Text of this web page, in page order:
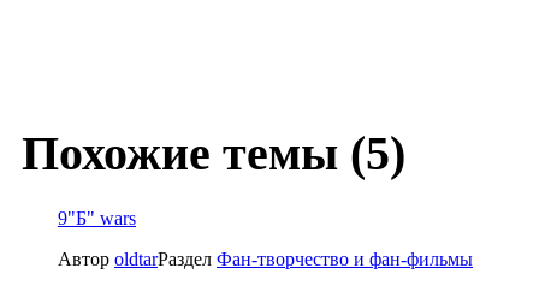
Похожие темы (5)
9"Б" wars
Автор oldtarРаздел Фан-творчество и фан-фильмы